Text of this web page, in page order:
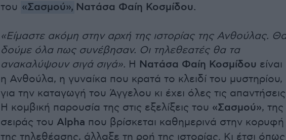
του «Σασμού», Νατάσα Φαίη Κοσμίδου.
«Είμαστε ακόμη στην αρχή της ιστορίας της Ανθούλας.
δούμε όλα πως συνέβησαν. Οι τηλεθεατές θα τα
ανακαλύψουν σιγά σιγά». Η Νατάσα Φαίη Κοσμίδου είναι
η Ανθούλα, η γυναίκα που κρατά το κλειδί του μυστηρίου,
για την καταγωγή του Άγγελου κι έχει όλες τις
Η κομβική παρουσία της στις εξελίξεις του «Σασμού», της
σειράς του Alpha που βρίσκεται καθημερινά στην κορυφή
της τηλεθέασης, άλλαξε τη ροή της ιστορίας. Κι έτσι όπως